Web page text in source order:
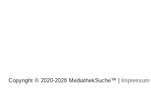
Copyright © 2020-2026 MediathekSuche™ | Impressum